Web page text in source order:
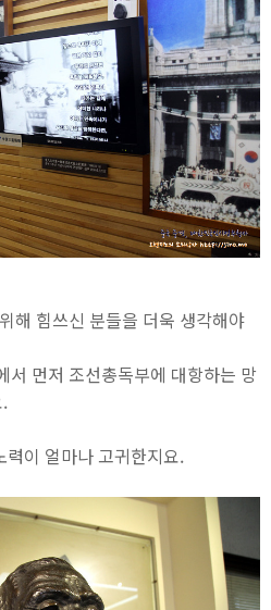
해 힘쓰신 분들을 더욱 생각해야
서 먼저 조선총독부에 대항하는 망
이 얼마나 고귀한지요.